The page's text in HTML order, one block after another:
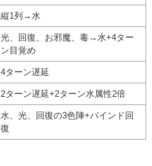
縦1列→水
光、回復、お邪魔、毒→水+4ター
ン目覚め
4ターン遅延
2ターン遅延+2ターン水属性2倍
水、光、回復の3色陣+バインド回
復